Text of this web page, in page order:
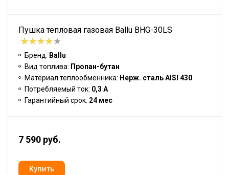
Пушка тепловая газовая Ballu BHG-30LS
Бренд: Ballu
Вид топлива: Пропан-бутан
Материал теплообменника: Нерж. сталь AISI 430
Потребляемый ток: 0,3 А
Гарантийный срок: 24 мес
7 590 руб.